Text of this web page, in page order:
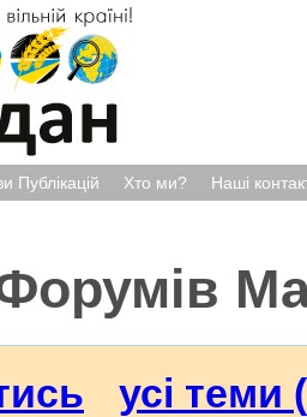
Публікацій Хто ми? Наші
усі теми